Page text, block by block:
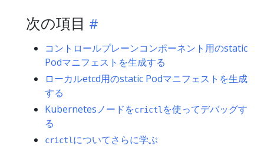
次の項目
コントロールプレーンコンポーネント用のstatic
Podマニフェストを生成する
ローカルetcd用のstatic Podマニフェストを生成
する
Kubernetesノードをcrictlを使ってデバッグす
る
crictlについてさらに学ぶ